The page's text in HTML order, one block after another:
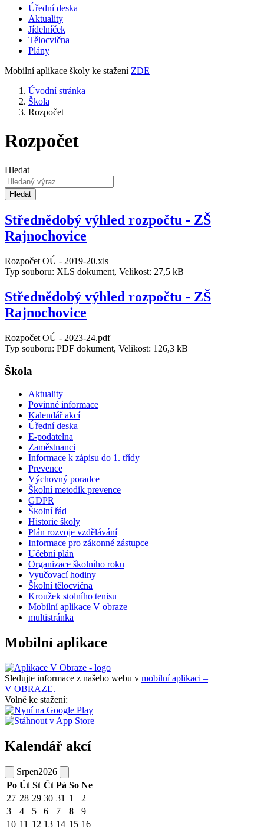
Úřední deska
Aktuality
Jídelníček
Tělocvična
Plány
Mobilní aplikace školy ke stažení ZDE
Úvodní stránka
Škola
Rozpočet
Rozpočet
Hledat
Hledat
Střednědobý výhled rozpočtu - ZŠ
Rajnochovice
Rozpočet OÚ - 2019-20.xls
Typ souboru: XLS dokument, Velikost: 27,5 kB
Střednědobý výhled rozpočtu - ZŠ
Rajnochovice
Rozpočet OÚ - 2023-24.pdf
Typ souboru: PDF dokument, Velikost: 126,3 kB
Škola
Aktuality
Povinné informace
Kalendář akcí
Úřední deska
E-podatelna
Zaměstnanci
Informace k zápisu do 1. třídy
Prevence
Výchovný poradce
Školní metodik prevence
GDPR
Školní řád
Historie školy
Plán rozvoje vzdělávání
Informace pro zákonné zástupce
Učební plán
Organizace školního roku
Vyučovací hodiny
Školní tělocvična
Kroužek stolního tenisu
Mobilní aplikace V obraze
multistránka
Mobilní aplikace
Sledujte informace z našeho webu v mobilní aplikaci –
V OBRAZE.
Volně ke stažení:
Kalendář akcí
Srpen2026
Po Út St Čt Pá So Ne
27 28 29 30 31 1
2
3
4 5 6 7 8
9
10 11 12 13 14 15 16